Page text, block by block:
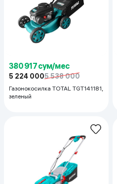
380 917 сум/мес
5 224 0005 538 000
Газонокосилка TOTAL TGT141181,
зеленый